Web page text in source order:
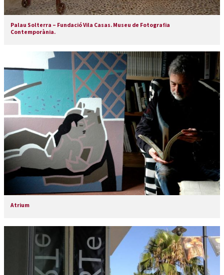
Palau Solterra – Fundació Vila Casas. Museu de Fotografia
Contemporània.
Atrium